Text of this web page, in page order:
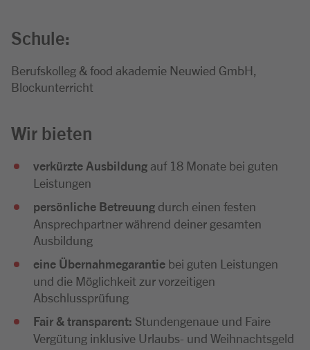
Schule:
Berufskolleg & food akademie Neuwied GmbH,
Blockunterricht
Wir bieten
verkürzte Ausbildung auf 18 Monate bei guten
Leistungen
persönliche Betreuung durch einen festen
Ansprechpartner während deiner gesamten
Ausbildung
eine Übernahmegarantie bei guten Leistungen
und die Möglichkeit zur vorzeitigen
Abschlussprüfung
Fair & transparent: Stundengenaue und Faire
Vergütung inklusive Urlaubs- und Weihnachtsgeld